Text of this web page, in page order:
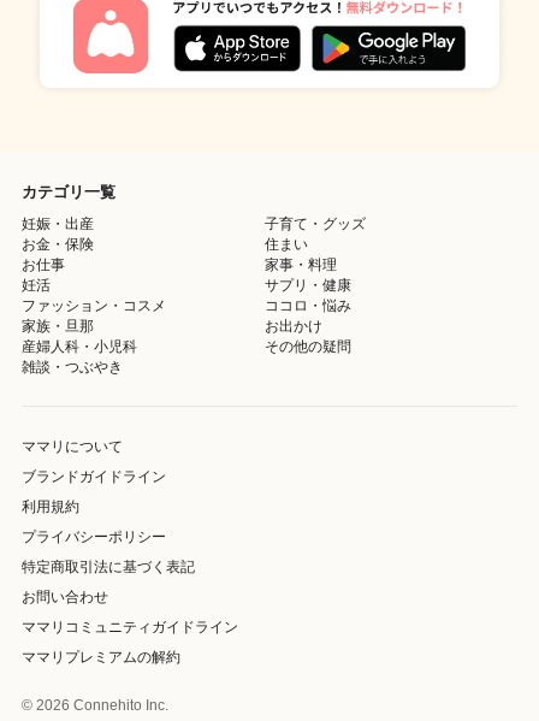
カテゴリ一覧
妊娠・出産
子育て・グッズ
お金・保険
住まい
お仕事
家事・料理
妊活
サプリ・健康
ファッション・コスメ
ココロ・悩み
家族・旦那
お出かけ
産婦人科・小児科
その他の疑問
雑談・つぶやき
ママリについて
ブランドガイドライン
利用規約
プライバシーポリシー
特定商取引法に基づく表記
お問い合わせ
ママリコミュニティガイドライン
ママリプレミアムの解約
© 2026 Connehito Inc.